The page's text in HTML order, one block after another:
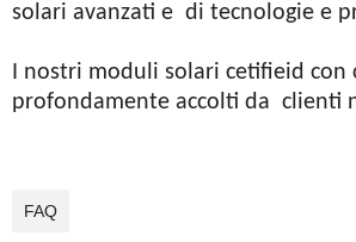
solari avanzati e di tecnologie e
I nostri moduli solari cetifieid con
profondamente accolti da clienti
FAQ